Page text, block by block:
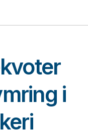
i